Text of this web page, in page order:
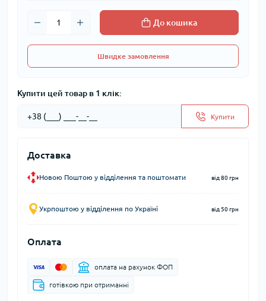
До кошика
Швидке замовлення
Купити цей товар в 1 клік:
Купити
Доставка
Новою Поштою у відділення та поштомати від 80 грн
Укрпоштою у відділення по Україні від 50 грн
Оплата
оплата на рахунок ФОП
готівкою при отриманні